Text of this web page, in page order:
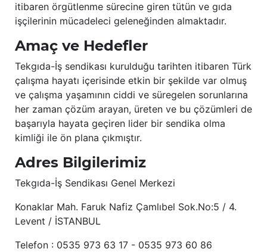
itibaren örgütlenme sürecine giren tütün ve gıda
işçilerinin mücadeleci geleneğinden almaktadır.
Amaç ve Hedefler
Tekgıda-İş sendikası kurulduğu tarihten itibaren Türk
çalışma hayatı içerisinde etkin bir şekilde var olmuş
ve çalışma yaşamının ciddi ve süregelen sorunlarına
her zaman çözüm arayan, üreten ve bu çözümleri de
başarıyla hayata geçiren lider bir sendika olma
kimliği ile ön plana çıkmıştır.
Adres Bilgilerimiz
Tekgıda-İş Sendikası Genel Merkezi
Konaklar Mah. Faruk Nafiz Çamlıbel Sok.No:5 / 4.
Levent / İSTANBUL
Telefon : 0535 973 63 17 - 0535 973 60 86